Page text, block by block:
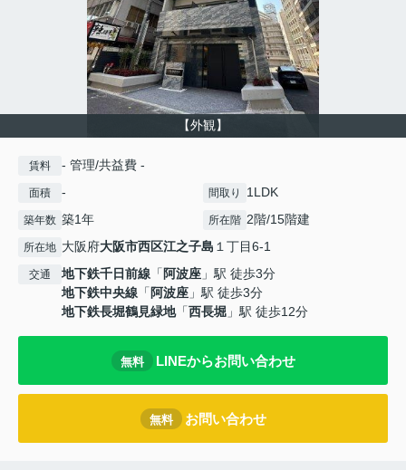
【外観】
賃料 - 管理/共益費 -
面積 - 間取り 1LDK
築年数 築1年 所在階 2階/15階建
所在地 大阪府大阪市西区江之子島 １丁目6-1
交通 地下鉄千日前線 「 阿波座 」駅 徒歩3分
地下鉄中央線 「 阿波座 」駅 徒歩3分
地下鉄長堀鶴見緑地「西長堀 」駅 徒歩12分
無料 LINEからお問い合わせ
無料 お問い合わせ